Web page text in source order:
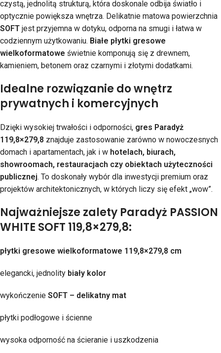
czystą, jednolitą strukturą, która doskonale odbija światło i
optycznie powiększa wnętrza. Delikatnie matowa powierzchnia
SOFT jest przyjemna w dotyku, odporna na smugi i łatwa w
codziennym użytkowaniu. Białe płytki gresowe
wielkoformatowe świetnie komponują się z drewnem,
kamieniem, betonem oraz czarnymi i złotymi dodatkami.
Idealne rozwiązanie do wnętrz
prywatnych i komercyjnych
Dzięki wysokiej trwałości i odporności, gres Paradyż
119,8×279,8 znajduje zastosowanie zarówno w nowoczesnych
domach i apartamentach, jak i w hotelach, biurach,
showroomach, restauracjach czy obiektach użyteczności
publicznej. To doskonały wybór dla inwestycji premium oraz
projektów architektonicznych, w których liczy się efekt „wow”.
Najważniejsze zalety Paradyż PASSION
WHITE SOFT 119,8×279,8:
płytki gresowe wielkoformatowe 119,8×279,8 cm
elegancki, jednolity biały kolor
wykończenie SOFT – delikatny mat
płytki podłogowe i ścienne
wysoka odporność na ścieranie i uszkodzenia